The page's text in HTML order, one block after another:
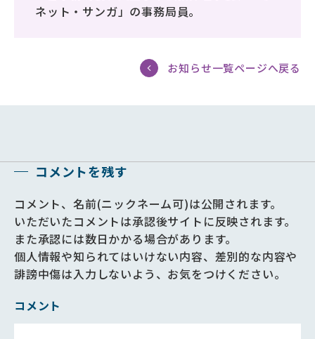
ネット・サンガ」の事務局員。
お知らせ一覧ページへ戻る
コメントを残す
コメント、名前(ニックネーム可)は公開されます。
いただいたコメントは承認後サイトに反映されます。
また承認には数日かかる場合があります。
個人情報や知られてはいけない内容、差別的な内容や
誹謗中傷は入力しないよう、お気をつけください。
コメント